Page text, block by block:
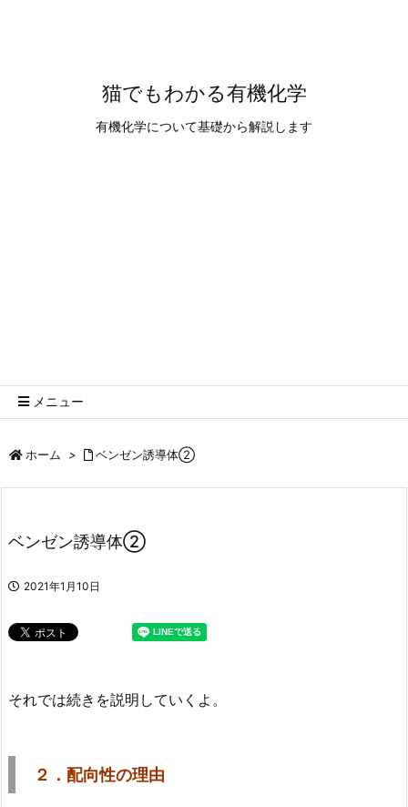
猫でもわかる有機化学
有機化学について基礎から解説します
メニュー
ホーム > ベンゼン誘導体②
ベンゼン誘導体②
2021年1月10日
それでは続きを説明していくよ。
２．配向性の理由